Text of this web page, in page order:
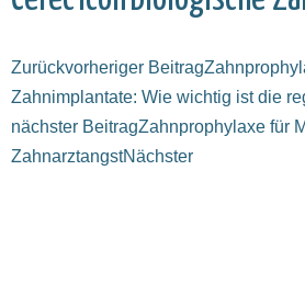
Zurückvorheriger Beitrag
Zahnimplantate: Wie wichtig ist die
nächster BeitragZahnprophylaxe für
ZahnarztangstNächster